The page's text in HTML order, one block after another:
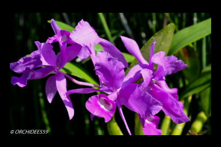
GUARIANTHE
SKINNERI